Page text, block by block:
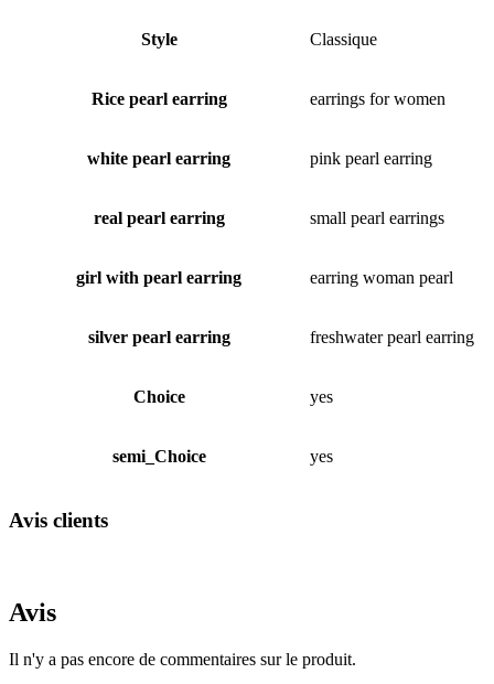
Style Classique
Rice pearl earring earrings for women
white pearl earring pink pearl earring
real pearl earring small pearl earrings
girl with pearl earring earring woman pearl
silver pearl earring freshwater pearl earring
Choice yes
semi_Choice yes
Avis clients
Avis
Il n'y a pas encore de commentaires sur le produit.